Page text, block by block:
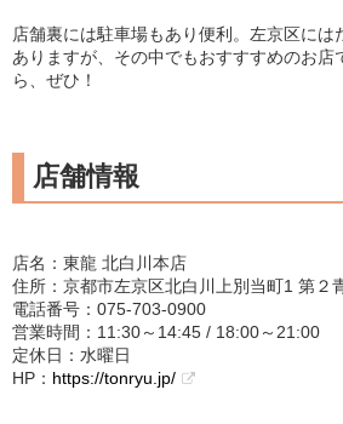
店舗裏には駐車場もあり便利。左京区には
ありますが、その中でもおすすすめのお店
ら、ぜひ！
店舗情報
店名：東龍 北白川本店
住所：京都市左京区北白川上別当町1 第
電話番号：075-703-0900
営業時間：11:30～14:45 / 18:00～21:00
定休日：水曜日
HP： https://tonryu.jp/